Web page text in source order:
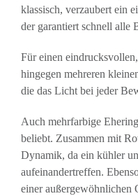
klassisch, verzaubert ein
der garantiert schnell alle
Für einen
hingegen mehreren
die das Licht bei jeder
Auch mehrfarbige
beliebt. Zusammen mit
Dynamik, da ein kühler
aufeinandertreffen.
einer außergewöhnlichen